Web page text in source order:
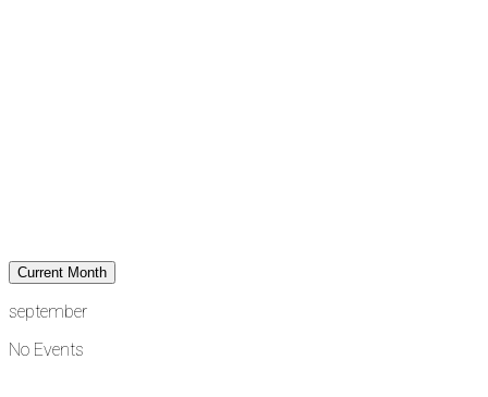
Current Month
september
No Events